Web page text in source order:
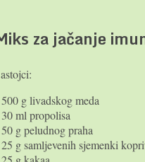
za jačanje
500 g livadskog meda
30 ml propolisa
50 g peludnog praha
25 g samljevenih sjemenki